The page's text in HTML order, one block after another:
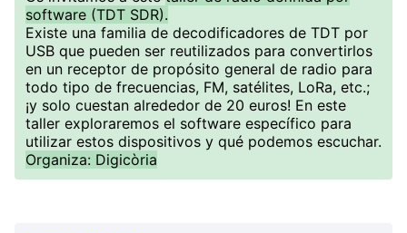
software (TDT SDR).
Existe una familia de decodificadores de TDT por
USB que pueden ser reutilizados para convertirlos
en un receptor de propósito general de radio para
todo tipo de frecuencias, FM, satélites, LoRa, etc.;
¡y solo cuestan alrededor de 20 euros! En este
taller exploraremos el software específico para
utilizar estos dispositivos y qué podemos escuchar.
Organiza: Digicòria